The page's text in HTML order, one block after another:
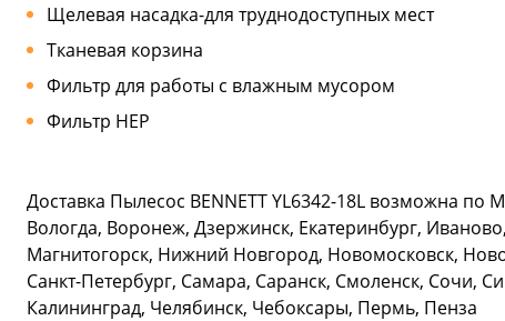
Щелевая насадка-для труднодоступных мест
Тканевая корзина
Фильтр для работы с влажным мусором
Фильтр HEP
Доставка Пылесос BENNETT YL6342-18L возможна
Вологда, Воронеж, Дзержинск, Екатеринбург,
Магнитогорск, Нижний Новгород, Новомосковск,
Санкт-Петербург, Самара, Саранск, Смоленск, Сочи,
Калининград, Челябинск, Чебоксары, Пермь, Пенза